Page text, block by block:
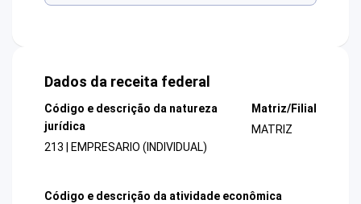
Dados da receita federal
Código e descrição da natureza
jurídica
213 | EMPRESARIO (INDIVIDUAL)
Matriz/Filial
MATRIZ
Código e descrição da atividade econômica